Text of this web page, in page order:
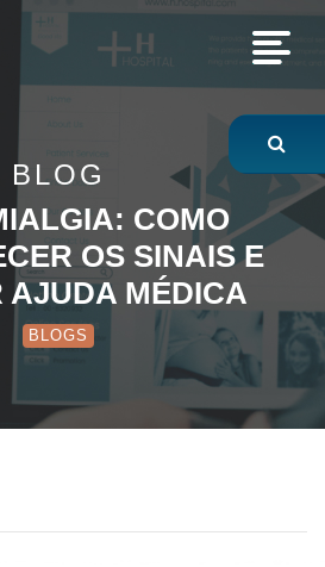
BLOG
COMO
OS SINAIS E
AJUDA MÉDICA
BLOGS